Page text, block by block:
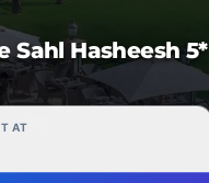
Sahl Hasheesh 5*
AT